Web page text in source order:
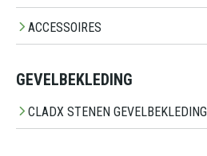
ACCESSOIRES
GEVELBEKLEDING
CLADX STENEN GEVELBEKLEDING